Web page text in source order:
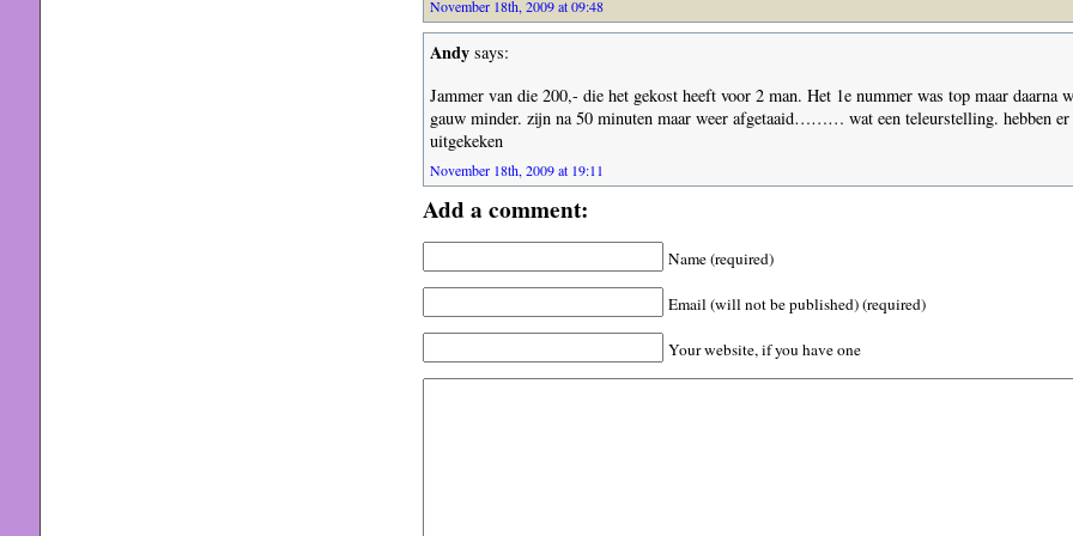
November 18th, 2009 at 09:48
Andysays:
Jammer van die 200,- die het gekost heeft voor 2 man. Het 1e nummer was top maar daarna
gauw minder. zijn na 50 minuten maar weer afgetaaid……… wat een teleurstelling. hebben er
uitgekeken
November 18th, 2009 at 19:11
Add a comment:
Name (required)
Email (will not be published) (required)
Your website, if you have one